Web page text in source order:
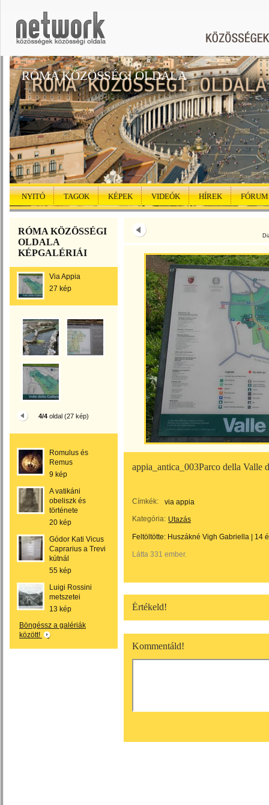
RÓMA KÖZÖSSÉGI OLDALA
NYITÓ TAGOK KÉPEK VIDEÓK HÍREK FÓRUM
RÓMA KÖZÖSSÉGI
OLDALA
KÉPGALÉRIÁI
Via Appia
27 kép
4/4 oldal (27 kép)
Romulus és
Remus
9 kép
A vatikáni
obeliszk és
története
20 kép
Gódor Kati Vicus
Caprarius a Trevi
kútnál
55 kép
Luigi Rossini
metszetei
13 kép
Böngéssz a galériák
között!
appia_antica_003Parco della Valle
Címkék:
via appia
Kategória: Utazás
Feltöltötte: Huszákné Vigh Gabriella 14
Látta 331 ember.
Értékeld!
Kommentáld!